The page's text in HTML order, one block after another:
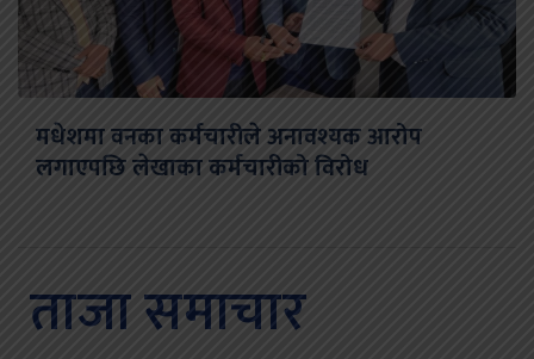
मधेशमा वनका कर्मचारीले अनावश्यक आरोप
लगाएपछि लेखाका कर्मचारीको विरोध
ताजा समाचार